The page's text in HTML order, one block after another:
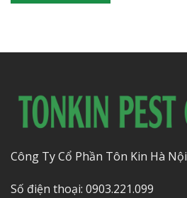
Công Ty Cổ Phần Tôn Kin Hà Nội
Số điện thoại: 0903.221.099